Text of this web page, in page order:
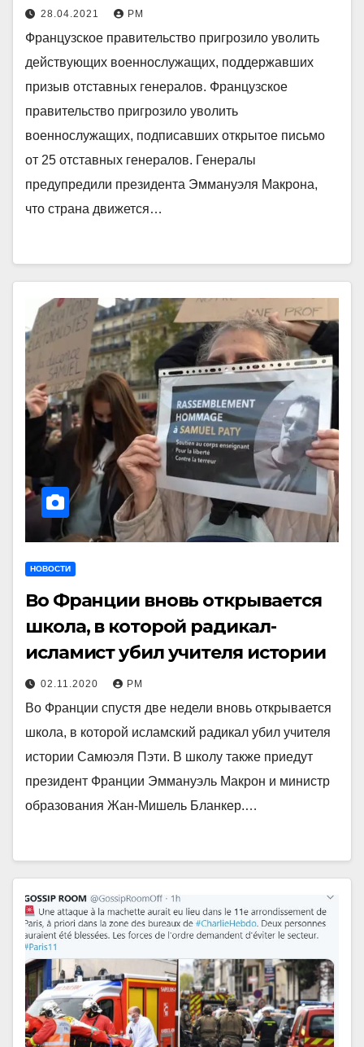
28.04.2021 РМ
Французское правительство пригрозило уволить
действующих военнослужащих, поддержавших
призыв отставных генералов. Французское
правительство пригрозило уволить
военнослужащих, подписавших открытое письмо
от 25 отставных генералов. Генералы
предупредили президента Эммануэля Макрона,
что страна движется…
НОВОСТИ
Во Франции вновь открывается
школа, в которой радикал-
исламист убил учителя истории
02.11.2020 РМ
Во Франции спустя две недели вновь открывается
школа, в которой исламский радикал убил учителя
истории Самюэля Пэти. В школу также приедут
президент Франции Эммануэль Макрон и министр
образования Жан-Мишель Бланкер.…